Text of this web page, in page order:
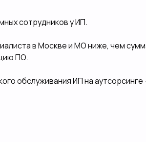
сотрудников у ИП.
в Москве и МО ниже, чем
ПО.
обслуживания ИП на аутсорсинге